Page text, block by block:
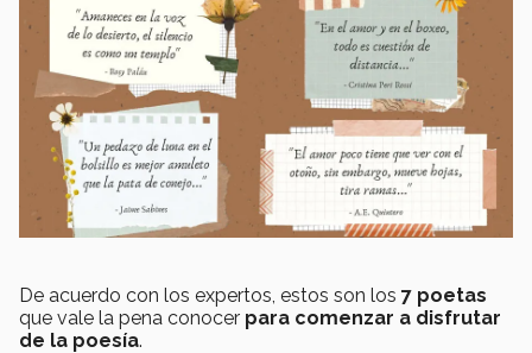
De acuerdo con los expertos, estos son los 7 poetas
que vale la pena conocer para comenzar a disfrutar
de la poesía.